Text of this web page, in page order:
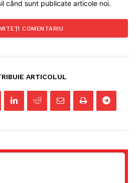
când sunt publicate articole noi.
ARTICOLUL